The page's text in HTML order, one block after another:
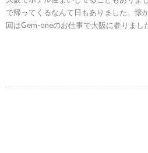
で帰ってくるなんて日もありました。懐
回はGem-oneのお仕事で大阪に参りまし